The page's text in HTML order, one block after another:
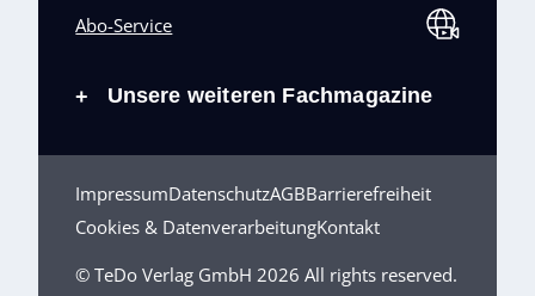
Abo-Service
+ Unsere weiteren Fachmagazine
ImpressumDatenschutzAGBBarrierefreiheit
Cookies & DatenverarbeitungKontakt
© TeDo Verlag GmbH 2026 All rights reserved.